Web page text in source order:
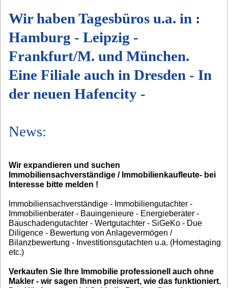
Wir haben Tagesbüros u.a. in :
Hamburg - Leipzig -
Frankfurt/M. und München.
Eine Filiale auch in Dresden - In
der neuen Hafencity -
News:
Wir expandieren und suchen
Immobiliensachverständige / Immobilienkaufleute- bei
Interesse bitte melden !
Immobiliensachverständige - Immobiliengutachter -
Immobilienberater - Bauingenieure - Energieberater -
Bauschadengutachter - Wertgutachter - SiGeKo - Due
Diligence - Bewertung von Anlagevermögen /
Bilanzbewertung - Investitionsgutachten u.a. (Homestaging
etc.)
Verkaufen Sie Ihre Immobilie professionell auch ohne
Makler - wir sagen Ihnen preiswert, wie das funktioniert.